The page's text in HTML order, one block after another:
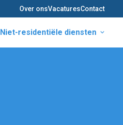
Over onsVacaturesContact
Niet-residentiële diensten